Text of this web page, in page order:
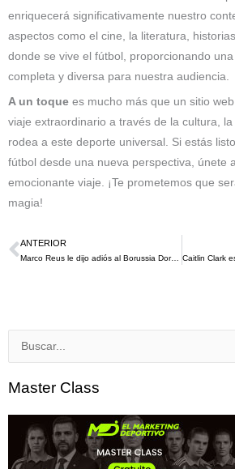
enriquecerá significativamente nuestro
aspectos como el cine, la literatura,
donde se vive el fútbol, proporcionando
completa y diversa para nuestra audiencia.
A un toque es mucho más que un sitio
viaje extraordinario a través de la cultura,
rodea a este deporte universal. Si estás
fútbol desde una nueva perspectiva, únete
emocionante viaje. ¡Te prometemos que
magia!
Ant
ANTERIOR
Marco Reus le dijo adiós al Borussia Dortmund con un brindis con los 80.000 fanáticos que asistieron a su despedida
Buscar
Master Class